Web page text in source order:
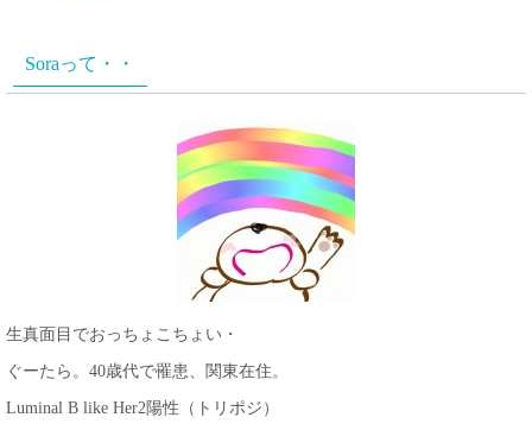
Soraって・・
生真面目でおっちょこちょい・
ぐーたら。40歳代で罹患、関東在住。
Luminal B like Her2陽性（トリポジ）